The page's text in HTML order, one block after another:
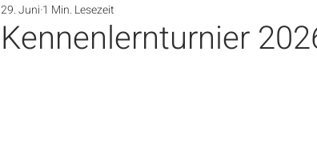
Kennenlernturnier
29. Juni 1 Min. Lesezeit